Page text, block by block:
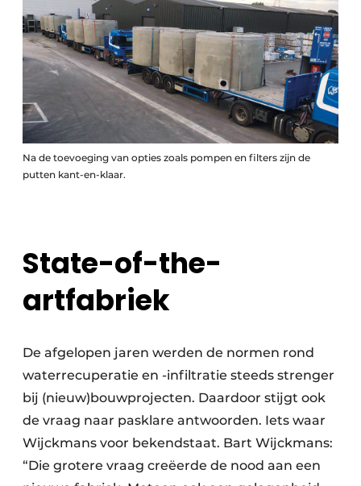
Na de toevoeging van opties zoals pompen en filters zijn de
putten kant-en-klaar.
State-of-the-
artfabriek
De afgelopen jaren werden de normen rond
waterrecuperatie en -infiltratie steeds strenger
bij (nieuw)bouwprojecten. Daardoor stijgt ook
de vraag naar pasklare antwoorden. Iets waar
Wijckmans voor bekendstaat. Bart Wijckmans:
“Die grotere vraag creëerde de nood aan een